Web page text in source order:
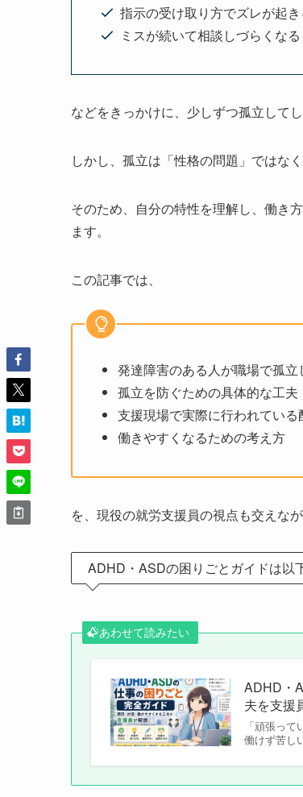
指示の受け取り方でズレが起き
ミスが続いて相談しづらくなる
などをきっかけに、少しずつ孤立して
しかし、孤立は「性格の問題」ではなく
そのため、自分の特性を理解し、働き
ます。
この記事では、
発達障害のある人が職場で孤立
孤立を防ぐための具体的な工夫
支援現場で実際に行われている
働きやすくなるための考え方
を、現役の就労支援員の視点も交えな
ADHD・ASDの困りごとガイドは以
あわせて読みたい
ADHD・
夫を支援
「頑張っ
働けず苦し